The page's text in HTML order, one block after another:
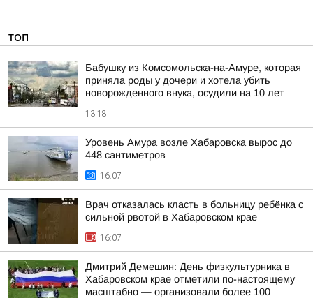
ТОП
Бабушку из Комсомольска-на-Амуре, которая
приняла роды у дочери и хотела убить
новорожденного внука, осудили на 10 лет
13:18
Уровень Амура возле Хабаровска вырос до
448 сантиметров
16:07
Врач отказалась класть в больницу ребёнка с
сильной рвотой в Хабаровском крае
16:07
Дмитрий Демешин: День физкультурника в
Хабаровском крае отметили по-настоящему
масштабно — организовали более 100